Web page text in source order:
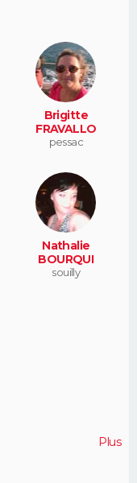
Brigitte
FRAVALLO
pessac
Nathalie
BOURQUI
souilly
Plus